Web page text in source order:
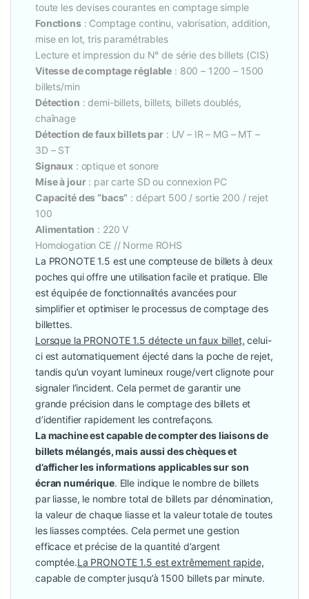
toute les devises courantes en comptage simple
Fonctions: Comptage continu, valorisation, addition,
mise en lot, tris paramétrables
Lecture et impression du N° de série des billets (CIS)
Vitesse de comptage réglable : 800 – 1200 – 1500
billets/min
Détection : demi-billets, billets, billets doublés,
chaînage
Détection de faux billets par: UV – IR – MG – MT –
3D – ST
Signaux : optique et sonore
Mise à jour: par carte SD ou connexion PC
Capacité des “bacs” : départ 500 / sortie 200 / rejet
100
Alimentation : 220 V
Homologation CE // Norme ROHS
La PRONOTE 1.5 est une compteuse de billets à deux
poches qui offre une utilisation facile et pratique. Elle
est équipée de fonctionnalités avancées pour
simplifier et optimiser le processus de comptage des
billettes.
Lorsque la PRONOTE 1.5 détecte un faux billet, celui-
ci est automatiquement éjecté dans la poche de rejet,
tandis qu’un voyant lumineux rouge/vert clignote pour
signaler l’incident. Cela permet de garantir une
grande précision dans le comptage des billets et
d’identifier rapidement les contrefaçons.
La machine est capable de compter des liaisons de
billets mélangés, mais aussi des chèques et
d’afficher les informations applicables sur son
écran numérique. Elle indique le nombre de billets
par liasse, le nombre total de billets par dénomination,
la valeur de chaque liasse et la valeur totale de toutes
les liasses comptées. Cela permet une gestion
efficace et précise de la quantité d’argent
comptée.La PRONOTE 1.5 est extrêmement rapide,
capable de compter jusqu’à 1500 billets par minute.